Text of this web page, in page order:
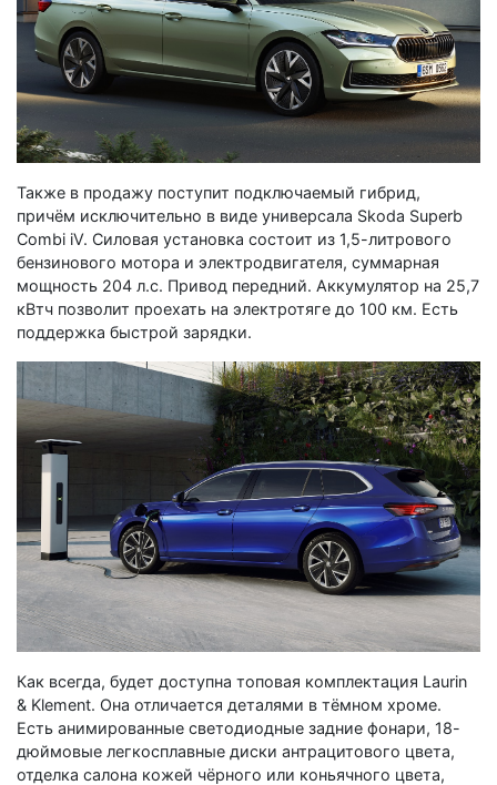
Также в продажу поступит подключаемый гибрид,
причём исключительно в виде универсала Skoda Superb
Combi iV. Силовая установка состоит из 1,5-литрового
бензинового мотора и электродвигателя, суммарная
мощность 204 л.с. Привод передний. Аккумулятор на 25,7
кВтч позволит проехать на электротяге до 100 км. Есть
поддержка быстрой зарядки.
Как всегда, будет доступна топовая комплектация Laurin
& Klement. Она отличается деталями в тёмном хроме.
Есть анимированные светодиодные задние фонари, 18-
дюймовые легкосплавные диски антрацитового цвета,
отделка салона кожей чёрного или коньячного цвета,